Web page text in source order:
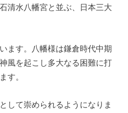
清水八幡宮と並ぶ、日本三大
ます。八幡様は鎌倉時代中期
風を起こし多大なる困難に打
す。
として崇められるようになりま